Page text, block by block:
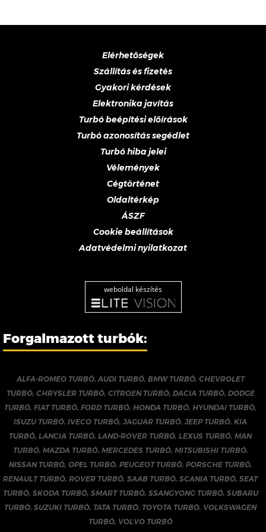
Elérhetőségek
Szállítás és fizetés
Gyakori kérdések
Elektronika javítás
Turbó beépítési előírások
Turbó azonosítás segédlet
Turbó hiba jelei
Vélemények
Cégtörténet
Oldaltérkép
ÁSZF
Cookie beállítások
Adatvédelmi nyilatkozat
weboldal készítés
Forgalmazott turbók:
ALFA-ROMEO TURBÓ,AUDI TURBÓ, BMW TURBÓ, CHEVROLET
TURBÓ, CHRYSLER TURBÓ, CITROEN TURBÓ, DACIA TURBÓ, DODGE
TURBÓ,FIAT TURBÓ,FORD TURBÓ, HONDA TURBÓ, HYUNDAI TURBÓ,
ISUZU TURBÓ,IVECO TURBÓ,JAGUAR TURBÓ,JEEP TURBÓ,KIA
TURBÓ,LANCIA TURBÓ,LAND-ROVER TURBÓ,LEXUS TURBÓ,MAN
TURBÓ, MAZDA TURBÓ, MERCEDES TURBÓ, MITSUBISHI TURBÓ,
NISSAN TURBÓ, OPEL TURBÓ, PEUGEOT TURBÓ, PORSCHE TURBÓ,
RENAULT TURBÓ,ROVER TURBÓ,SAAB TURBÓ,SCANIA TURBÓ,SEAT
TURBÓ, SKODA TURBÓ, SMART TURBÓ, SSANGYONG TURBÓ, SUBARU
TURBÓ,SUZUKI TURBÓ, TATA TURBÓ, TOYOTA TURBÓ, VOLKSWAGEN
TURBÓ, VOLVO TURBÓ